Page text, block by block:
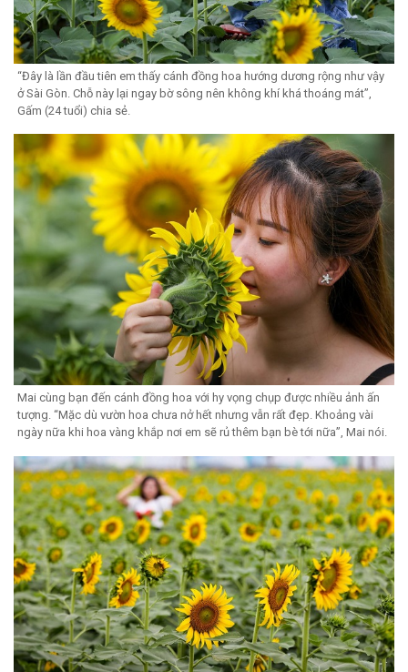
“Đây là lần đầu tiên em thấy cánh đồng hoa hướng dương rộng như vậy
ở Sài Gòn. Chỗ này lại ngay bờ sông nên không khí khá thoáng mát”,
Gấm (24 tuổi) chia sẻ.
Mai cùng bạn đến cánh đồng hoa với hy vọng chụp được nhiều ảnh ấn
tượng. “Mặc dù vườn hoa chưa nở hết nhưng vẫn rất đẹp. Khoảng vài
ngày nữa khi hoa vàng khắp nơi em sẽ rủ thêm bạn bè tới nữa”, Mai nói.